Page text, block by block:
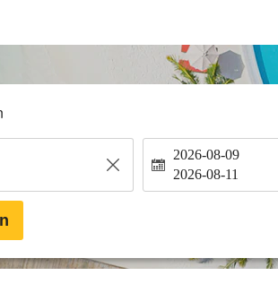
2026-08-09
2026-08-11